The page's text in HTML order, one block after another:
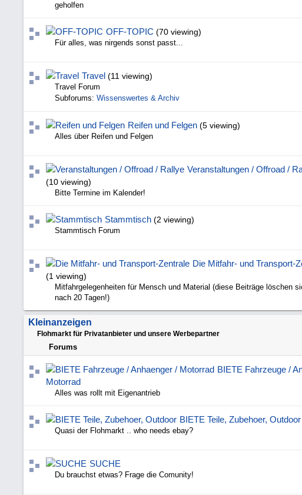
geholfen
OFF-TOPIC (70 viewing)
Für alles, was nirgends sonst passt...
Travel (11 viewing)
Travel Forum
Subforums: Wissenswertes & Archiv
Reifen und Felgen (5 viewing)
Alles über Reifen und Felgen
Veranstaltungen / Offroad /
(10 viewing)
Bitte Termine im Kalender!
Stammtisch (2 viewing)
Stammtisch Forum
Die Mitfahr- und Transport-
(1 viewing)
Mitfahrgelegenheiten für Mensch und Material (diese Beiträge löschen
nach 20 Tagen!)
Kleinanzeigen
Flohmarkt für Privatanbieter und unsere Werbepartner
Forums
BIETE Fahrzeuge /
Motorrad
Alles was rollt mit Eigenantrieb
BIETE Teile, Zubehoer, Outdoor
Quasi der Flohmarkt .. who needs ebay?
SUCHE
Du brauchst etwas? Frage die Comunity!